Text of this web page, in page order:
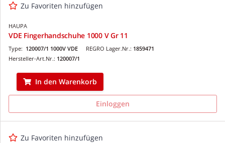
Zu Favoriten hinzufügen
HAUPA
VDE Fingerhandschuhe 1000 V Gr 11
REGRO Lager.Nr.: 1859471
Type: 120007/1 1000V VDE
Hersteller-Art.Nr.: 120007/1
In den Warenkorb
Einloggen
Zu Favoriten hinzufügen